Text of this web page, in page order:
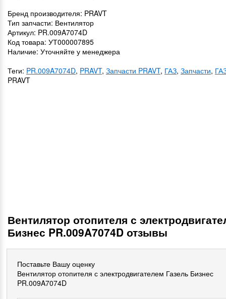
Бренд производителя: PRAVT
Тип запчасти: Вентилятор
Артикул: PR.009A7074D
Код товара: УТ000007895
Наличие: Уточняйте у менеджера
Теги: PR.009A7074D, PRAVT, Запчасти PRAVT, ГАЗ, Запчасти,
PRAVT
Вентилятор отопителя с
Бизнес PR.009A7074D отзывы
Поставьте Вашу оценку
Вентилятор отопителя с электродвигателем Газель Бизнес
PR.009A7074D